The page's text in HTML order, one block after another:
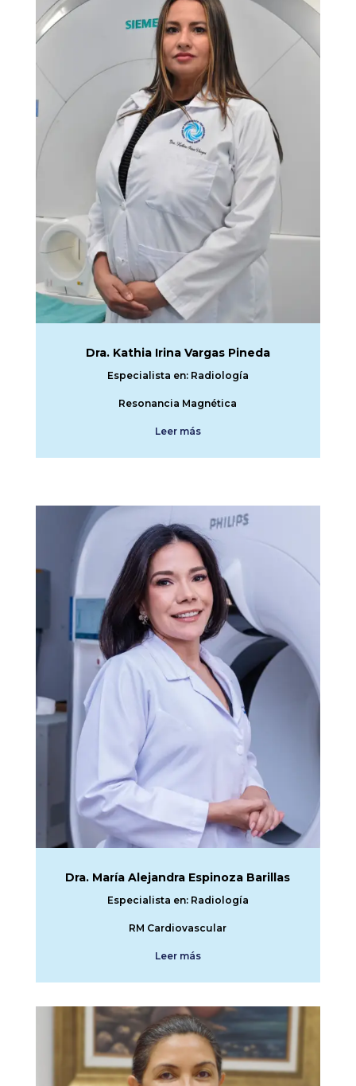
Dra. Kathia Irina Vargas Pineda
Especialista en: Radiología
Resonancia Magnética
Leer más
Dra. María Alejandra Espinoza Barillas
Especialista en: Radiología
RM Cardiovascular
Leer más